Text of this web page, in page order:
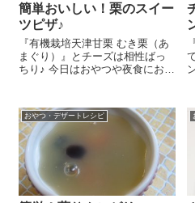
簡単おいしい！栗のスイー
ツピザ♪
『有機栽培天津甘栗 むき栗（あ
まぐり）』とチーズは相性ばっ
ちり♪ 今日はおやつや夜食におス
（もしくはしゅうまいの皮）を
アルミホイルの上にのせます。
『有機栽培天...
おやつ・デザートレシピ